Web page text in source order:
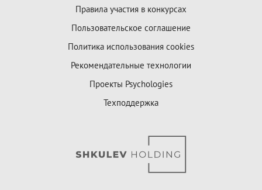
Правила участия в конкурсах
Пользовательское соглашение
Политика использования cookies
Рекомендательные технологии
Проекты Psychologies
Техподдержка